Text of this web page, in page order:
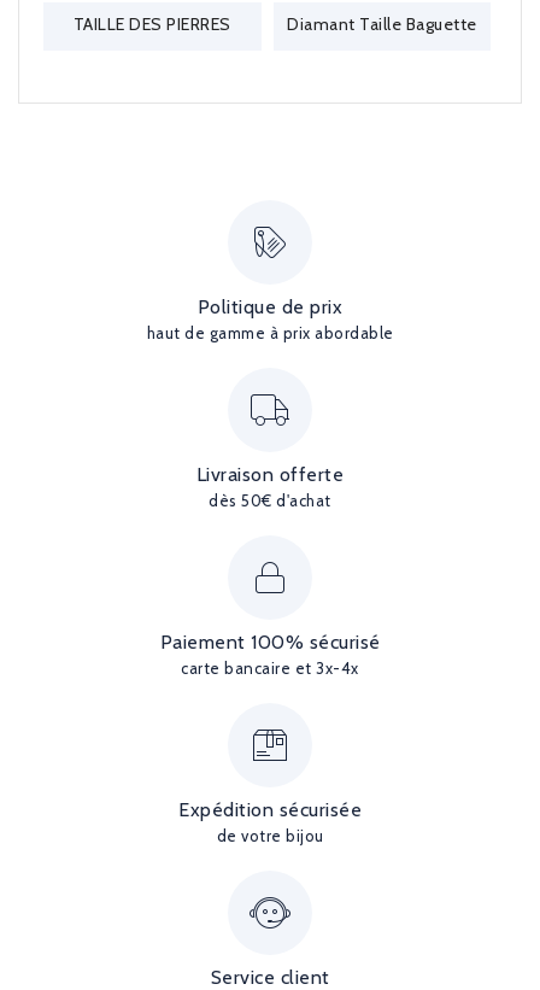
TAILLE DES PIERRES Diamant Taille Baguette
Politique de prix
haut de gamme à prix abordable
Livraison offerte
dès 50€ d'achat
Paiement 100% sécurisé
carte bancaire et 3x-4x
Expédition sécurisée
de votre bijou
Service client